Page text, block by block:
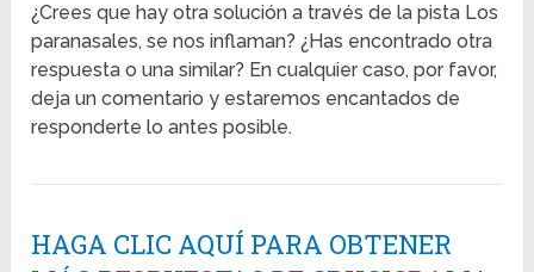
¿Crees que hay otra solución a través de la pista Los
paranasales, se nos inflaman? ¿Has encontrado otra
respuesta o una similar? En cualquier caso, por favor,
deja un comentario y estaremos encantados de
responderte lo antes posible.
HAGA CLIC AQUÍ PARA OBTENER